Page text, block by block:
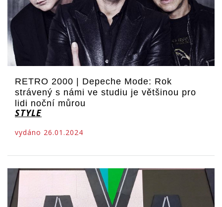
RETRO 2000 | Depeche Mode: Rok
strávený s námi ve studiu je většinou pro
lidi noční můrou
STYLE
vydáno 26.01.2024